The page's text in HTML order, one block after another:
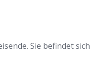
Sie befindet sich